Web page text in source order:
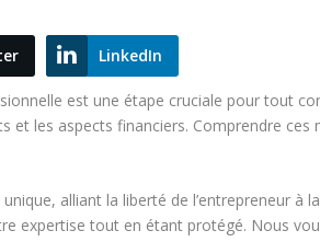
LinkedIn
est une étape cruciale pour tout
et les aspects financiers. Comprendre
alliant la liberté de l’entrepreneur à
expertise tout en étant protégé. Nous